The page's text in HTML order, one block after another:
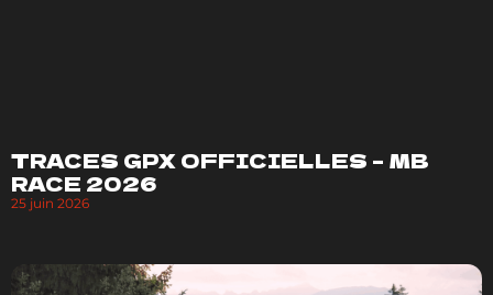
TRACES GPX OFFICIELLES – MB
RACE 2026
25 juin 2026